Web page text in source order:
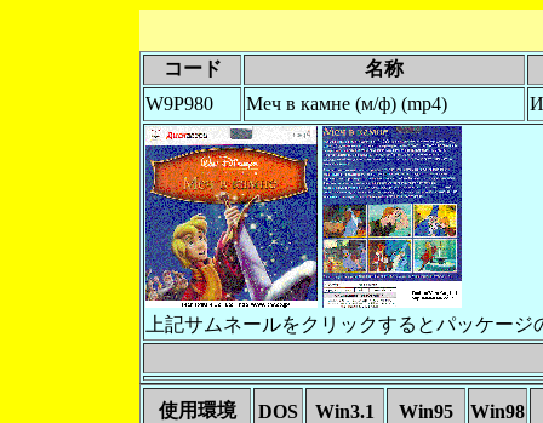
コード
名称
W9P980
Меч в камне (м/ф) (mp4)
上記サムネールをクリックするとパッケー
使用環境 DOS Win3.1 Win95
Win98